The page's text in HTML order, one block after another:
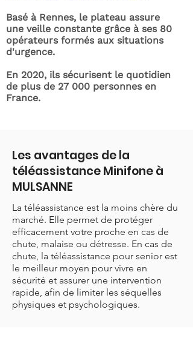
Basé à Rennes, le plateau assure
une veille constante grâce à ses 80
opérateurs formés aux situations
d'urgence.
En 2020, ils sécurisent le quotidien
de plus de 27 000 personnes en
France.
Les avantages de la
téléassistance Minifone à
MULSANNE
La téléassistance est la moins chère du
marché. Elle permet de protéger
efficacement votre proche en cas de
chute, malaise ou détresse. En cas de
chute, la téléassistance pour senior est
le meilleur moyen pour vivre en
sécurité et assurer une intervention
rapide, afin de limiter les séquelles
physiques et psychologiques.